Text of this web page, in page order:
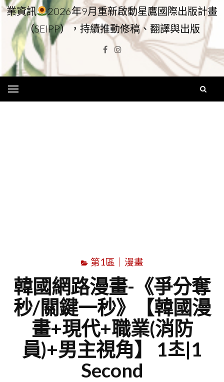
業資訊
2026年9月重新啟動星鷹國際出版計畫
（SEIPP），持續推動修稿、翻譯與出版
Facebook
Instagram
第1區｜漫畫
韓國網路漫畫-《爭分奪
秒/關鍵一秒》【韓國漫
畫+現代+職業(消防
員)+男主視角】 1초|1
Second